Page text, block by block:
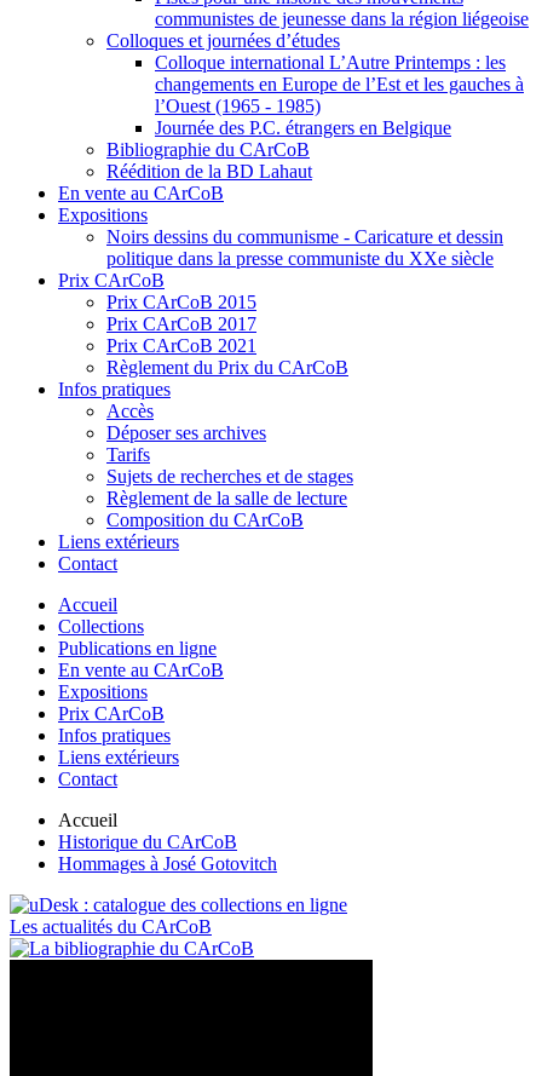
communistes de jeunesse dans la région liégeoise
Colloques et journées d’études
Colloque international L’Autre Printemps : les
changements en Europe de l’Est et les gauches à
l’Ouest (1965 - 1985)
Journée des P.C. étrangers en Belgique
Bibliographie du CArCoB
Réédition de la BD Lahaut
En vente au CArCoB
Expositions
Noirs dessins du communisme - Caricature et dessin
politique dans la presse communiste du XXe siècle
Prix CArCoB
Prix CArCoB 2015
Prix CArCoB 2017
Prix CArCoB 2021
Règlement du Prix du CArCoB
Infos pratiques
Accès
Déposer ses archives
Tarifs
Sujets de recherches et de stages
Règlement de la salle de lecture
Composition du CArCoB
Liens extérieurs
Contact
Accueil
Collections
Publications en ligne
En vente au CArCoB
Expositions
Prix CArCoB
Infos pratiques
Liens extérieurs
Contact
Accueil
Historique du CArCoB
Hommages à José Gotovitch
Les actualités du CArCoB